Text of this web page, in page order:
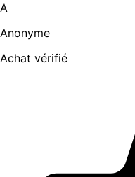
A
Anonyme
Achat vérifié